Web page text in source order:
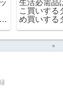
品はちょこちょ
るタイプ？まと
るタイプ？